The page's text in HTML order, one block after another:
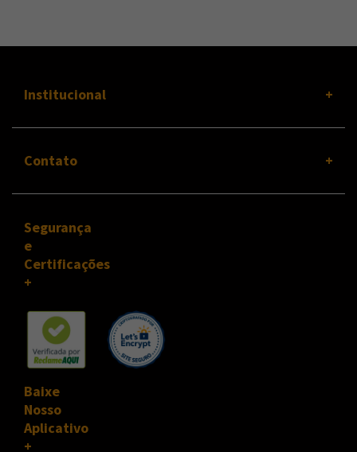
Institucional
Contato
Segurança
e
Certificações
Baixe
Nosso
Aplicativo